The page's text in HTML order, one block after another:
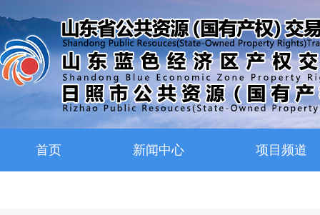
首页 新闻中心 项目频道